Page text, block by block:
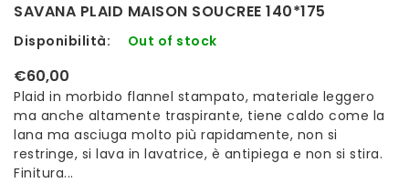
SAVANA PLAID MAISON SOUCREE 140*175
Disponibilità: Out of stock
€60,00
Plaid in morbido flannel stampato, materiale leggero
ma anche altamente traspirante, tiene caldo come la
lana ma asciuga molto più rapidamente, non si
restringe, si lava in lavatrice, è antipiega e non si stira.
Finitura...